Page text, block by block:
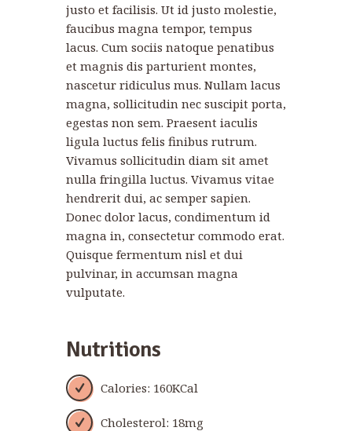
justo et facilisis. Ut id justo molestie,
faucibus magna tempor, tempus
lacus. Cum sociis natoque penatibus
et magnis dis parturient montes,
nascetur ridiculus mus. Nullam lacus
magna, sollicitudin nec suscipit porta,
egestas non sem. Praesent iaculis
ligula luctus felis finibus rutrum.
Vivamus sollicitudin diam sit amet
nulla fringilla luctus. Vivamus vitae
hendrerit dui, ac semper sapien.
Donec dolor lacus, condimentum id
magna in, consectetur commodo erat.
Quisque fermentum nisl et dui
pulvinar, in accumsan magna
vulputate.
Nutritions
Calories: 160KCal
Cholesterol: 18mg